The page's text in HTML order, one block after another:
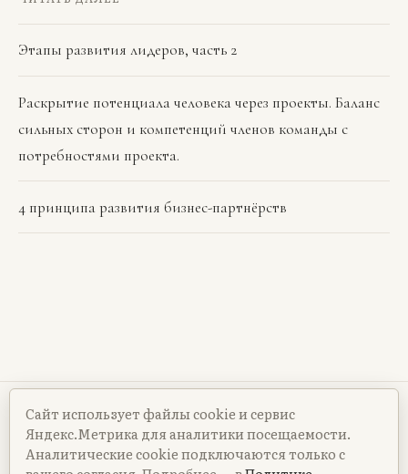
Этапы развития лидеров, часть 2
Раскрытие потенциала человека через проекты. Баланс
сильных сторон и компетенций членов команды с
потребностями проекта.
4 принципа развития бизнес-партнёрств
Политика конфиденциальности
Согласие на обработку ПД
Политика cookie
ИП Райт Виктор Сергеевич · ОГРНИП 314860222300044 ·
Сайт использует файлы cookie и сервис
Яндекс.Метрика для аналитики посещаемости.
Аналитические cookie подключаются только с